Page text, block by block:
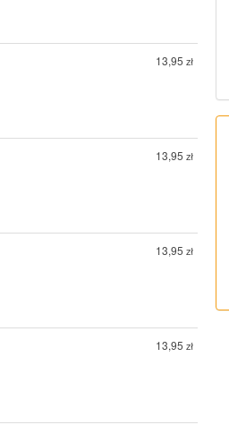
13,95 zł
13,95 zł
13,95 zł
13,95 zł